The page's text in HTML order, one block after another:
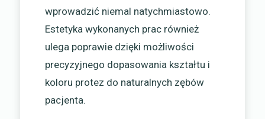
wprowadzić niemal natychmiastowo.
Estetyka wykonanych prac również
ulega poprawie dzięki możliwości
precyzyjnego dopasowania kształtu i
koloru protez do naturalnych zębów
pacjenta.